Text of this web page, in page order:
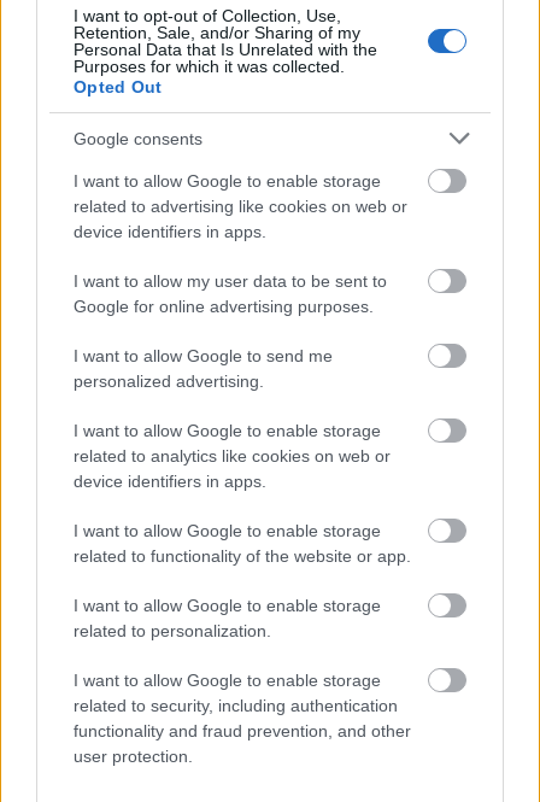
I want to opt-out of Collection, Use,
Retention, Sale, and/or Sharing of my
Personal Data that Is Unrelated with the
Purposes for which it was collected.
Opted Out
Google consents
I want to allow Google to enable storage
related to advertising like cookies on web or
device identifiers in apps.
I want to allow my user data to be sent to
Google for online advertising purposes.
I want to allow Google to send me
personalized advertising.
I want to allow Google to enable storage
related to analytics like cookies on web or
device identifiers in apps.
I want to allow Google to enable storage
related to functionality of the website or app.
I want to allow Google to enable storage
related to personalization.
I want to allow Google to enable storage
related to security, including authentication
functionality and fraud prevention, and other
user protection.
madáretetőben csipeget, vagy kiment az erdőbe a
vadetetőhöz. Normális, hétköznapi szóhasználat,
akkor is, ha nincs „törzskönyvezve”. A másik. Mit
néztem be? Az, hogy van szervezett operalátogatás,
az hol zárja ki azt, amit én mondtam, hogy az
tornacipőben/bakancsban, farmerban, hátizsákkal?
Mert vannak. Elképesztően zaza vagy, de roppant
elszánt.
Na, megkaptam a következő leveledet is. Roppant
pontosan meghatároztad, hogy mi a különbség a
munkaruha és a munkásruha között. Az, amit te
gondolsz. A farmer meg hol munkásruha, hol
munkaruha, hol meg egyik sem, csak egy bugyi,
vagy egy ruha, majd te eldöntöd az aktuális
státuszát? Mert a programozón csak egy ruha, de a
villanyszerelőn esetleg munkásruha?
És ne feledd, honnét indultunk. Ha egy műtős srác,
ETETŐBE, és nem ér rá átöltözni, és vissza, akkor ő
lemehetne akár kissé összevérezve is, mert nem
Tényleg hagyjuk ezt, maradj már magadnak!
(Jesszus, még mindig találok tőled olvasatlan
leveleket. Mi van, már csak én állok szóba veled,
ezért engem bombázol? )